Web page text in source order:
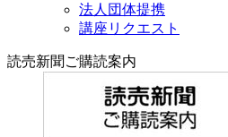
法人団体提携
講座リクエスト
読売新聞ご購読案内